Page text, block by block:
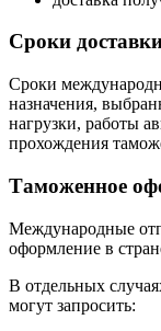
Сроки
Сроки
назначения,
нагрузки, работы
прохождения
Таможенное
Международные
оформление в
В отдельных
могут запросить: